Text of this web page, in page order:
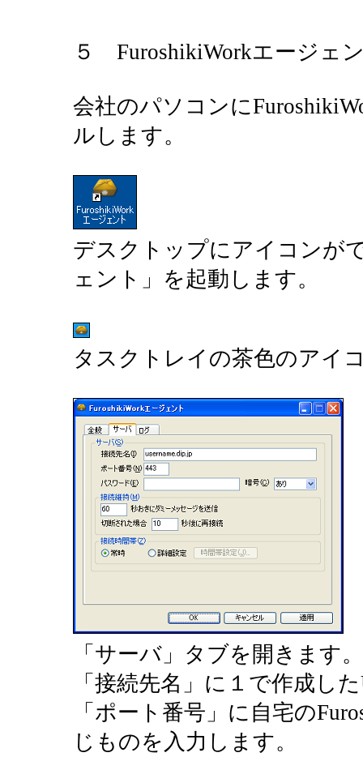
５ FuroshikiWorkエージェ
会社のパソコンに
ルします。
デスクトップにアイコンが
ェント」を起動します。
タスクトレイの茶色のアイ
「サーバ」タブを開きます。
「接続先名」に１で作成し
「ポート番号」に自宅の
じものを入力します。